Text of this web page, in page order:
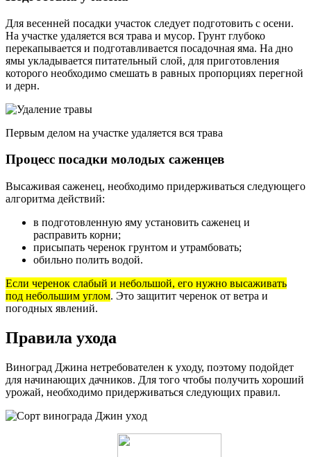
Для весенней посадки участок следует подготовить с осени.
На участке удаляется вся трава и мусор. Грунт глубоко
перекапывается и подготавливается посадочная яма. На дно
ямы укладывается питательный слой, для приготовления
которого необходимо смешать в равных пропорциях перегной
и дерн.
Первым делом на участке удаляется вся трава
Процесс посадки молодых саженцев
Высаживая саженец, необходимо придерживаться следующего
алгоритма действий:
в подготовленную яму установить саженец и
расправить корни;
присыпать черенок грунтом и утрамбовать;
обильно полить водой.
Если черенок слабый и небольшой, его нужно высаживать
под небольшим углом. Это защитит черенок от ветра и
погодных явлений.
Правила ухода
Виноград Джина нетребователен к уходу, поэтому подойдет
для начинающих дачников. Для того чтобы получить хороший
урожай, необходимо придерживаться следующих правил.